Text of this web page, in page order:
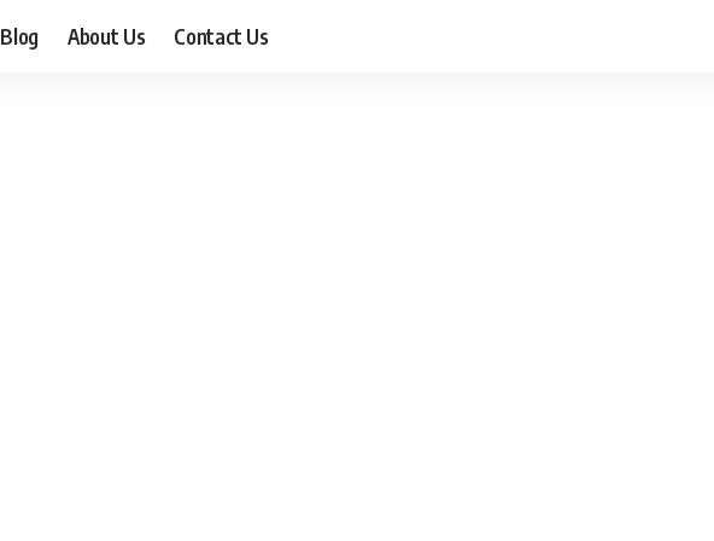
Blog About Us Contact Us